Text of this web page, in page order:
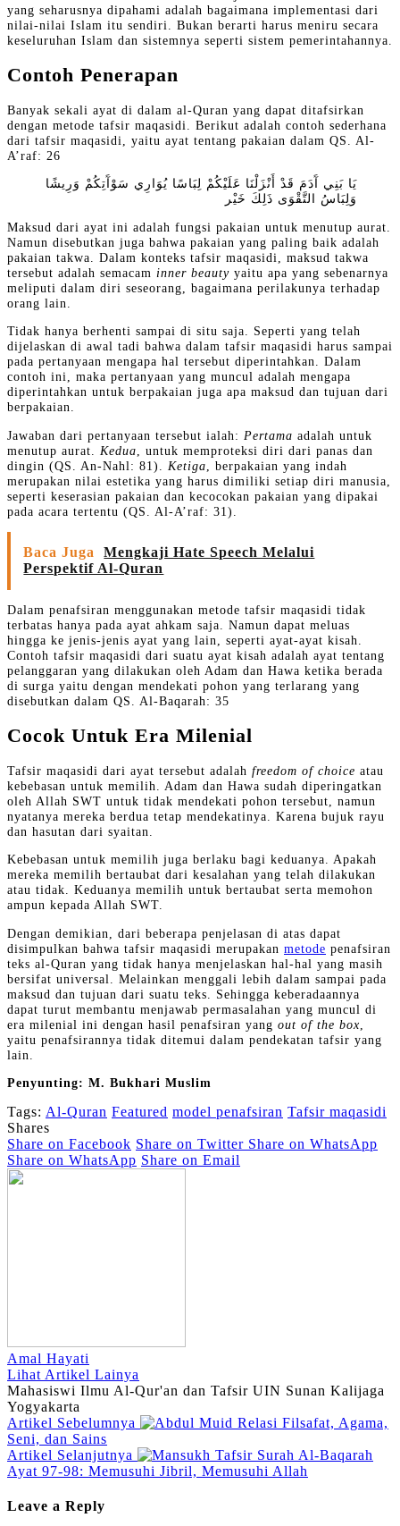
yang seharusnya dipahami adalah bagaimana implementasi dari
nilai-nilai Islam itu sendiri. Bukan berarti harus meniru secara
keseluruhan Islam dan sistemnya seperti sistem pemerintahannya.
Contoh Penerapan
Banyak sekali ayat di dalam al-Quran yang dapat ditafsirkan
dengan metode tafsir maqasidi. Berikut adalah contoh sederhana
dari tafsir maqasidi, yaitu ayat tentang pakaian dalam QS. Al-
A’raf: 26
يَا بَنِي آَدَمَ قَدْ أَنْزَلْنَا عَلَيْكُمْ لِبَاسًا يُوَارِي سَوْآَتِكُمْ وَرِيشًا
وَلِبَاسُ التَّقْوَى ذَلِكَ خَيْر
Maksud dari ayat ini adalah fungsi pakaian untuk menutup aurat.
Namun disebutkan juga bahwa pakaian yang paling baik adalah
pakaian takwa. Dalam konteks tafsir maqasidi, maksud takwa
tersebut adalah semacam inner beauty yaitu apa yang sebenarnya
meliputi dalam diri seseorang, bagaimana perilakunya terhadap
orang lain.
Tidak hanya berhenti sampai di situ saja. Seperti yang telah
dijelaskan di awal tadi bahwa dalam tafsir maqasidi harus sampai
pada pertanyaan mengapa hal tersebut diperintahkan. Dalam
contoh ini, maka pertanyaan yang muncul adalah mengapa
diperintahkan untuk berpakaian juga apa maksud dan tujuan dari
berpakaian.
Jawaban dari pertanyaan tersebut ialah: Pertama adalah untuk
menutup aurat. Kedua , untuk memproteksi diri dari panas dan
dingin (QS. An-Nahl: 81). Ketiga , berpakaian yang indah
merupakan nilai estetika yang harus dimiliki setiap diri manusia,
seperti keserasian pakaian dan kecocokan pakaian yang dipakai
pada acara tertentu (QS. Al-A’raf: 31).
Baca Juga
Mengkaji Hate Speech Melalui
Perspektif Al-Quran
Dalam penafsiran menggunakan metode tafsir maqasidi tidak
terbatas hanya pada ayat ahkam saja. Namun dapat meluas
hingga ke jenis-jenis ayat yang lain, seperti ayat-ayat kisah.
Contoh tafsir maqasidi dari suatu ayat kisah adalah ayat tentang
pelanggaran yang dilakukan oleh Adam dan Hawa ketika berada
di surga yaitu dengan mendekati pohon yang terlarang yang
disebutkan dalam QS. Al-Baqarah: 35
Cocok Untuk Era Milenial
Tafsir maqasidi dari ayat tersebut adalah freedom of choice atau
kebebasan untuk memilih. Adam dan Hawa sudah diperingatkan
oleh Allah SWT untuk tidak mendekati pohon tersebut, namun
nyatanya mereka berdua tetap mendekatinya. Karena bujuk rayu
dan hasutan dari syaitan.
Kebebasan untuk memilih juga berlaku bagi keduanya. Apakah
mereka memilih bertaubat dari kesalahan yang telah dilakukan
atau tidak. Keduanya memilih untuk bertaubat serta memohon
ampun kepada Allah SWT.
Dengan demikian, dari beberapa penjelasan di atas dapat
disimpulkan bahwa tafsir maqasidi merupakan metode penafsiran
teks al-Quran yang tidak hanya menjelaskan hal-hal yang masih
bersifat universal. Melainkan menggali lebih dalam sampai pada
maksud dan tujuan dari suatu teks. Sehingga keberadaannya
dapat turut membantu menjawab permasalahan yang muncul di
era milenial ini dengan hasil penafsiran yang out of the box
yaitu penafsirannya tidak ditemui dalam pendekatan tafsir yang
lain.
Penyunting: M. Bukhari Muslim
Tags: Al-Quran Featured model penafsiran Tafsir maqasidi
Shares
Share on Facebook Share on Twitter Share on WhatsApp
Share on WhatsApp Share on Email
Amal Hayati
Lihat Artikel Lainya
Mahasiswi Ilmu Al-Qur'an dan Tafsir UIN Sunan Kalijaga
Yogyakarta
Artikel Sebelumnya
Relasi Filsafat, Agama,
Seni, dan Sains
Artikel Selanjutnya
Tafsir Surah Al-Baqarah
Ayat 97-98: Memusuhi Jibril, Memusuhi Allah
Leave a Reply